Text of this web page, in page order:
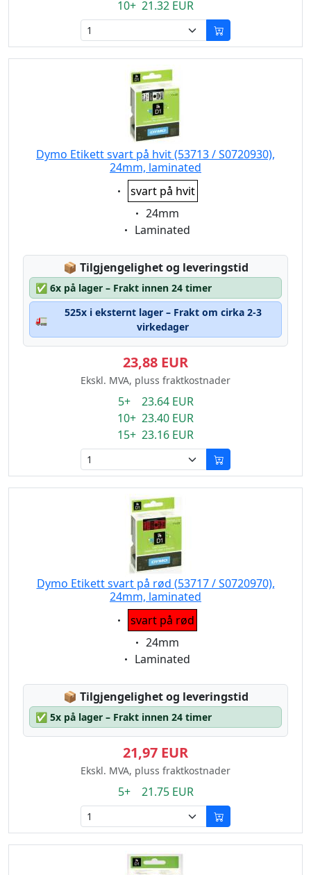
10+ 21.32 EUR
Dymo Etikett svart på hvit (53713 / S0720930),
24mm, laminated
Eigenschaft:
svart på hvit
Eigenschaft:
24mm
Eigenschaft:
Laminated
📦 Lagerstatus:
Tilgjengelighet og leveringstid
✅ 6x på lager – Frakt innen 24 timer
🚛
525x i eksternt lager – Frakt om cirka 2-3
virkedager
23,88 EUR
Ekskl. MVA, pluss fraktkostnader
5+ 23.64 EUR
10+ 23.40 EUR
15+ 23.16 EUR
Dymo Etikett svart på rød (53717 / S0720970),
24mm, laminated
Eigenschaft:
svart på rød
Eigenschaft:
24mm
Eigenschaft:
Laminated
📦 Lagerstatus:
Tilgjengelighet og leveringstid
✅ 5x på lager – Frakt innen 24 timer
21,97 EUR
Ekskl. MVA, pluss fraktkostnader
5+ 21.75 EUR